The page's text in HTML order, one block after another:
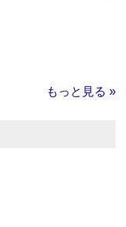
もっと見る »